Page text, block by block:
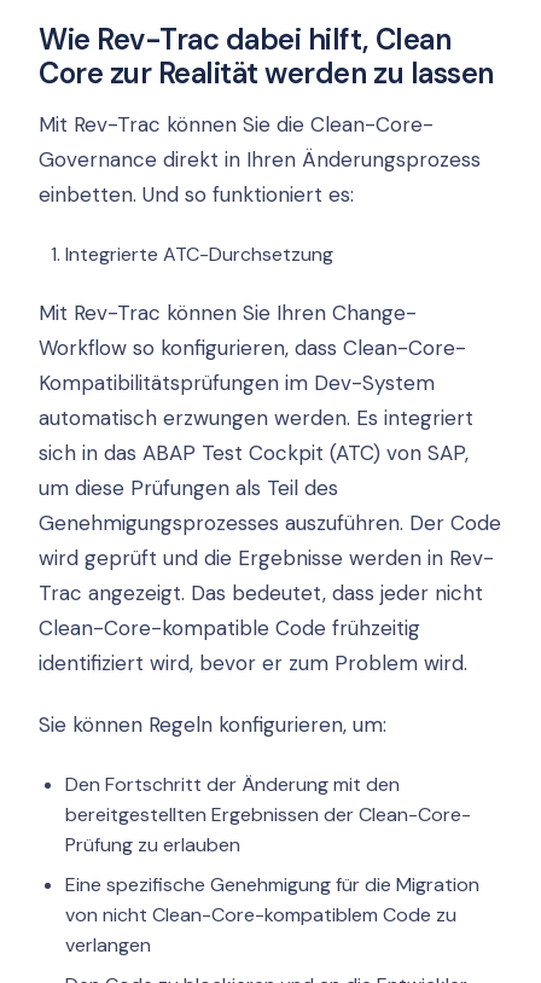
Wie Rev-Trac dabei hilft, Clean
Core zur Realität werden zu lassen
Mit Rev-Trac können Sie die Clean-Core-
Governance direkt in Ihren Änderungsprozess
einbetten. Und so funktioniert es:
Integrierte ATC-Durchsetzung
Mit Rev-Trac können Sie Ihren Change-
Workflow so konfigurieren, dass Clean-Core-
Kompatibilitätsprüfungen im Dev-System
automatisch erzwungen werden. Es integriert
sich in das ABAP Test Cockpit (ATC) von SAP,
um diese Prüfungen als Teil des
Genehmigungsprozesses auszuführen. Der Code
wird geprüft und die Ergebnisse werden in Rev-
Trac angezeigt. Das bedeutet, dass jeder nicht
Clean-Core-kompatible Code frühzeitig
identifiziert wird, bevor er zum Problem wird.
Sie können Regeln konfigurieren, um:
Den Fortschritt der Änderung mit den
bereitgestellten Ergebnissen der Clean-Core-
Prüfung zu erlauben
Eine spezifische Genehmigung für die Migration
von nicht Clean-Core-kompatiblem Code zu
verlangen